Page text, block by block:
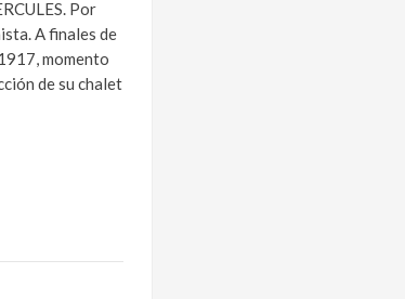
Por
A finales de
momento
de su chalet